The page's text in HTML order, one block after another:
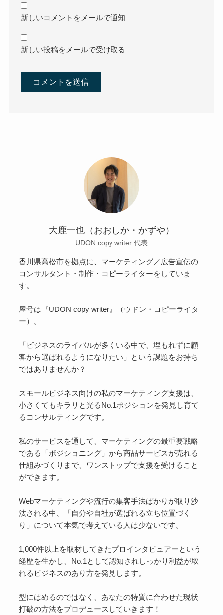
新しいコメントをメールで通知
新しい投稿をメールで受け取る
大鹿一也（おおしか・かずや）
UDON copy writer 代表
香川県高松市を拠点に、マーケティング／広告宣伝の
コンサルタント・制作・コピーライターをしていま
す。
屋号は『UDON copy writer』（ウドン・コピーライタ
ー）。
「ビジネスのライバルが多くいる中で、埋もれずに顧
客から選ばれるようになりたい」という課題をお持ち
ではありませんか？
スモールビジネス向けの私のマーケティング支援は、
小さくてもキラリと光るNo.1ポジションを発見し育て
るコンサルティングです。
私のサービスを通して、マーケティングの最重要戦略
である「ポジショニング」から商品サービスが売れる
仕組みづくりまで、ワンストップで支援を受けること
ができます。
Webマーケティングや流行の集客手法ばかりが取り沙
汰される中、「自分や自社が選ばれる立ち位置づく
り」について本気で考えている人は少ないです。
1,000件以上を取材してきたプロインタビュアーという
経歴を生かし、No.1として認知されしっかり利益が取
れるビジネスのあり方を発見します。
型にはめるのではなく、あなたの特質に合わせた現状
打破の方法をプロデュースしていきます！